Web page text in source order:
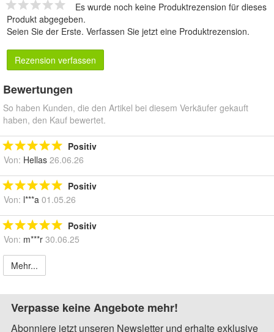
Es wurde noch keine Produktrezension für dieses
Produkt abgegeben.
Seien Sie der Erste. Verfassen Sie jetzt eine Produktrezension.
Rezension verfassen
Bewertungen
So haben Kunden, die den Artikel bei diesem Verkäufer gekauft
haben, den Kauf bewertet.
Positiv
Von: Hellas 26.06.26
Positiv
Von: l***a 01.05.26
Positiv
Von: m***r 30.06.25
Mehr...
Verpasse keine Angebote mehr!
Abonniere jetzt unseren Newsletter und erhalte exklusive